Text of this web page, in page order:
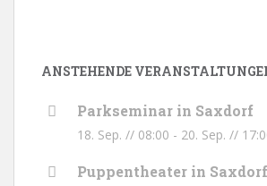
ANSTEHENDE
Parkseminar in Saxdorf
18. Sep. // 08:00 - 20. Sep. //
Puppentheater in Saxdorf